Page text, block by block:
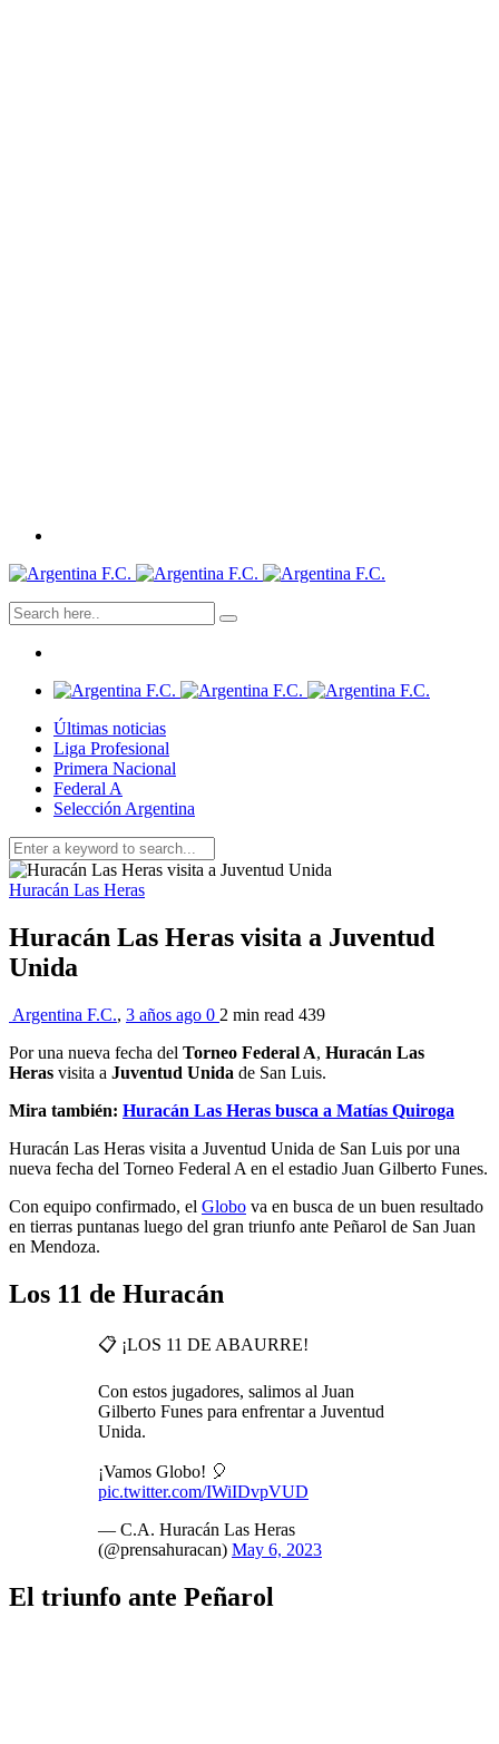
Últimas noticias
Liga Profesional
Primera Nacional
Federal A
Selección Argentina
Huracán Las Heras
Huracán Las Heras visita a Juventud
Unida
Argentina F.C., 3 años ago 0 2 min read 439
Por una nueva fecha del Torneo Federal A, Huracán Las
Heras visita a Juventud Unida de San Luis.
Mira también: Huracán Las Heras busca a Matías Quiroga
Huracán Las Heras visita a Juventud Unida de San Luis por una
nueva fecha del Torneo Federal A en el estadio Juan Gilberto Funes.
Con equipo confirmado, el Globo va en busca de un buen resultado
en tierras puntanas luego del gran triunfo ante Peñarol de San Juan
en Mendoza.
Los 11 de Huracán
📋 ¡LOS 11 DE ABAURRE!
Con estos jugadores, salimos al Juan
Gilberto Funes para enfrentar a Juventud
Unida.
¡Vamos Globo! 🎈
pic.twitter.com/IWiIDvpVUD
— C.A. Huracán Las Heras
(@prensahuracan) May 6, 2023
El triunfo ante Peñarol